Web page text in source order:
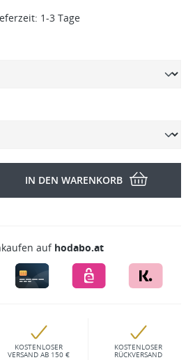
1-3 Tage
IN DEN WARENKORB
auf hodabo.at
KOSTENLOSER
VERSAND AB 150 €
KOSTENLOSER
RÜCKVERSAND